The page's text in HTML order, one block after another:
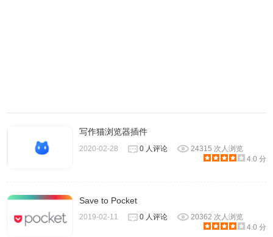
7、可轻松听懂，并且双色字幕高亮显示，使你可以听见朗读
的单词，段落或整个文档，不仅如此，还通过语音转文字，
写作猫浏览器插件
2020-02-28 0 人评论
24315 次人浏览
4.0 分
Save to Pocket
2019-02-11 0 人评论
20362 次人浏览
4.0 分